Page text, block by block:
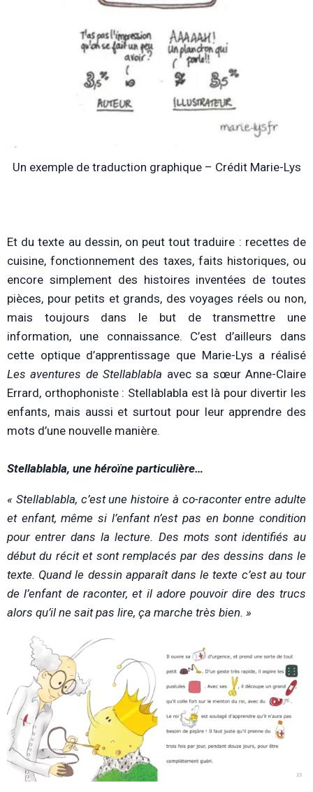
Un exemple de traduction graphique – Crédit Marie-Lys
Et du texte au dessin, on peut tout traduire : recettes de
cuisine, fonctionnement des taxes, faits historiques, ou
encore simplement des histoires inventées de toutes
pièces, pour petits et grands, des voyages réels ou non,
mais toujours dans le but de transmettre une
information, une connaissance. C’est d’ailleurs dans
cette optique d’apprentissage que Marie-Lys a réalisé
Les aventures de Stellablabla avec sa sœur Anne-Claire
Errard, orthophoniste : Stellablabla est là pour divertir les
enfants, mais aussi et surtout pour leur apprendre des
mots d’une nouvelle manière.
Stellablabla, une héroïne particulière…
« Stellablabla, c’est une histoire à co-raconter entre adulte
et enfant, même si l’enfant n’est pas en bonne condition
pour entrer dans la lecture. Des mots sont identifiés au
début du récit et sont remplacés par des dessins dans le
texte. Quand le dessin apparaît dans le texte c’est au tour
de l’enfant de raconter, et il adore pouvoir dire des trucs
alors qu’il ne sait pas lire, ça marche très bien. »